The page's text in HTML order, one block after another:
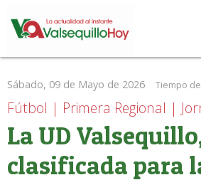
Sábado, 09 de Mayo de 2026 Tiempo
Fútbol | Primera Regional |
La UD
clasificada para